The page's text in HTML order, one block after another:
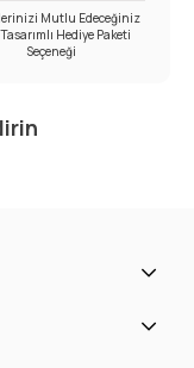
Mutlu Edeceğiniz
Hediye Paketi
Seçeneği